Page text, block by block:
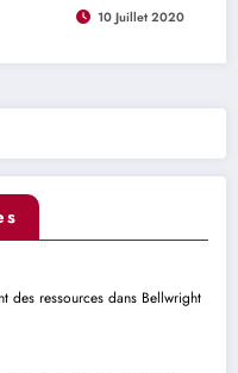
10 Juillet 2020
des ressources dans Bellwright